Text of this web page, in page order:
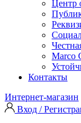
Центр
Marco
Контакты
Интернет-магазин
Вход /